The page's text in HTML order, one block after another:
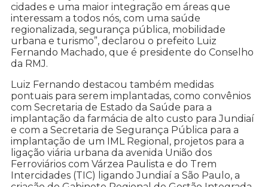
cidades e uma maior integração em áreas que
interessam a todos nós, com uma saúde
regionalizada, segurança pública, mobilidade
urbana e turismo”, declarou o prefeito Luiz
Fernando Machado, que é presidente do Conselho
da RMJ.
Luiz Fernando destacou também medidas
pontuais para serem implantadas, como convênios
com Secretaria de Estado da Saúde para a
implantação da farmácia de alto custo para Jundiaí
e com a Secretaria de Segurança Pública para a
implantação de um IML Regional, projetos para a
ligação viária urbana da avenida União dos
Ferroviários com Várzea Paulista e do Trem
Intercidades (TIC) ligando Jundiaí a São Paulo, a